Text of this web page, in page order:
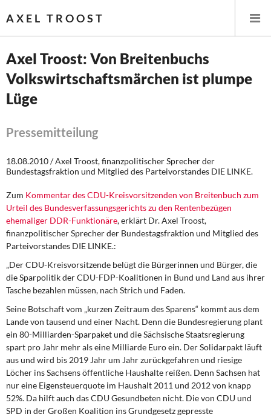
AXEL TROOST
Startseite
Themen
Leitlinien linker Wirtschafts- und Finanzpolitik
Wirtschaftspolitik
Steuer- und Finanzpolitik
Öffentliche Infrastruktur und Daseinsvorsorge
Eurokrise und Griechenland
DIE LINKE
Weitere Themen
Memo-Gruppe
Institut Solidarische Moderne
Rosa-Luxemburg-Stiftung
Axel Troost: Von Breitenbuchs
Volkswirtschaftsmärchen ist plumpe
Lüge
Pressemitteilung
18.08.2010 / Axel Troost, finanzpolitischer Sprecher der
Bundestagsfraktion und Mitglied des Parteivorstandes DIE LINKE.
Zum Kommentar des CDU-Kreisvorsitzenden von Breitenbuch zum
Urteil des Bundesverfassungsgerichts zu den Rentenbezügen
ehemaliger DDR-Funktionäre, erklärt Dr. Axel Troost,
finanzpolitischer Sprecher der Bundestagsfraktion und Mitglied des
Parteivorstandes DIE LINKE.:
„Der CDU-Kreisvorsitzende belügt die Bürgerinnen und Bürger, die
die Sparpolitik der CDU-FDP-Koalitionen in Bund und Land aus ihrer
Tasche bezahlen müssen, nach Strich und Faden.
Seine Botschaft vom „kurzen Zeitraum des Sparens“ kommt aus dem
Lande von tausend und einer Nacht. Denn die Bundesregierung plant
ein 80-Milliarden-Sparpaket und die Sächsische Staatsregierung
spart pro Jahr mehr als eine Milliarde Euro ein. Der Solidarpakt läuft
aus und wird bis 2019 Jahr um Jahr zurückgefahren und riesige
Löcher ins Sachsens öffentliche Haushalte reißen. Denn Sachsen hat
nur eine Eigensteuerquote im Haushalt 2011 und 2012 von knapp
52%. Da hilft auch das CDU Gesundbeten nicht. Die von CDU und
SPD in der Großen Koalition ins Grundgesetz gepresste